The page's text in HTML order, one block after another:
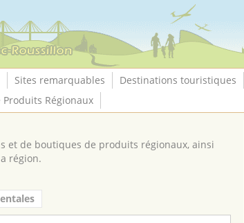
Sites remarquables Destinations touristiques
Régionaux
et de boutiques de produits régionaux, ainsi
région.